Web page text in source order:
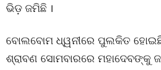
ଭିଡ଼ ଜମିଛି ।
ବୋଲବୋମ ଧ୍ୱନୀରେ ପୁଲକିତ ହୋଇଛି
ଶ୍ରାବଣ ସୋମବାରରେ ମହାଦେବଙ୍କୁ